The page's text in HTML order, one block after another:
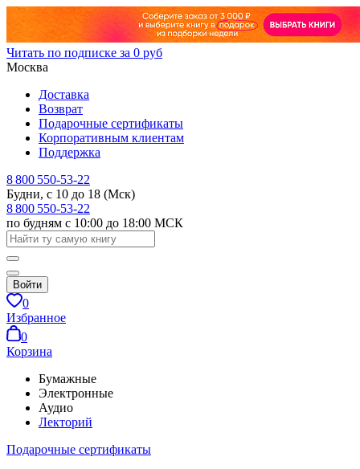
Читать по подписке за 0 руб
Москва
Доставка
Возврат
Подарочные сертификаты
Корпоративным клиентам
Поддержка
8 800 550-53-22
Будни, с 10 до 18 (Мск)
8 800 550-53-22
по будням с 10:00 до 18:00 МСК
Войти
0
Избранное
0
Корзина
Бумажные
Электронные
Аудио
Лекторий
Подарочные сертификаты